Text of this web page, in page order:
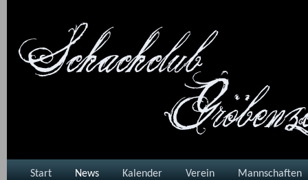
Start News Kalender Verein Mannschaften